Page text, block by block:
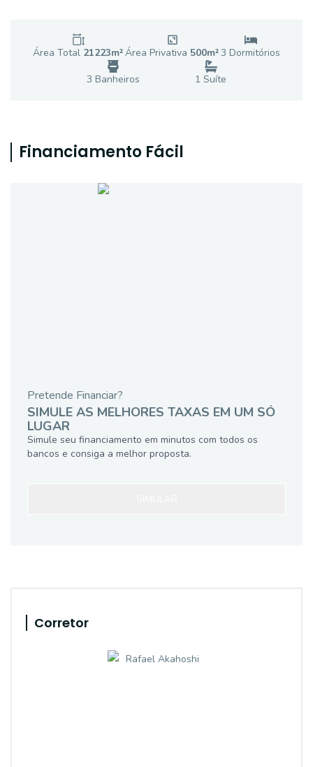
Área Total 21223m²Área Privativa 500m²3 Dormitórios
3 Banheiros 1 Suíte
Financiamento Fácil
Pretende Financiar?
SIMULE AS MELHORES TAXAS EM UM SÓ
LUGAR
Simule seu financiamento em minutos com todos os
bancos e consiga a melhor proposta.
Corretor